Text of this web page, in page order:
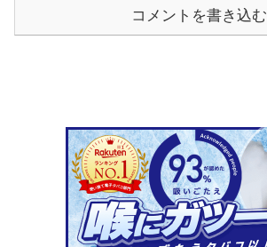
コメントを書き込む